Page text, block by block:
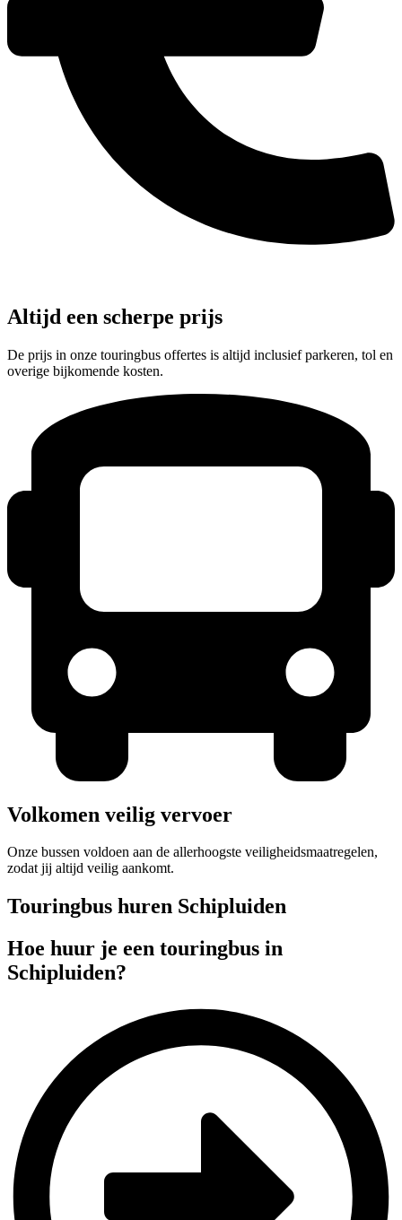
Altijd een scherpe prijs
De prijs in onze touringbus offertes is altijd inclusief parkeren, tol en
overige bijkomende kosten.
Volkomen veilig vervoer
Onze bussen voldoen aan de allerhoogste veiligheidsmaatregelen,
zodat jij altijd veilig aankomt.
Touringbus huren Schipluiden
Hoe huur je een touringbus in
Schipluiden?